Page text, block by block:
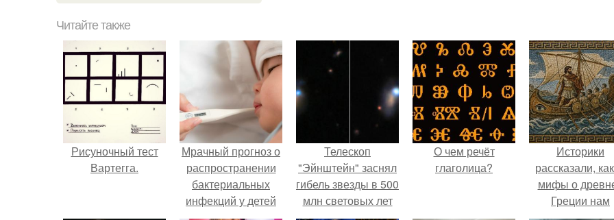
Читайте также
Рисуночный тест
Вартегга.
Мрачный прогноз о
распространении
бактериальных
инфекций у детей
Телескоп
"Эйнштейн" заснял
гибель звезды в 500
млн световых лет
О чем речёт
глаголица?
Историки
рассказали,
мифы о
Греции нам